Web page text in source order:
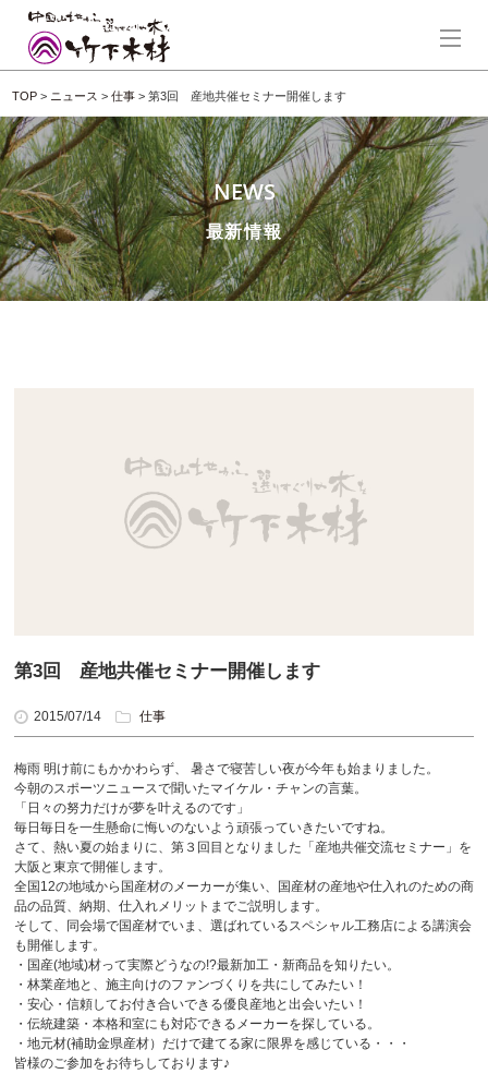
TOP > ニュース > 仕事 > 第3回 産地共催セミナー開催します
NEWS
最新情報
第3回 産地共催セミナー開催します
2015/07/14 仕事
梅雨 明け前にもかかわらず、 暑さで寝苦しい夜が今年も始まりました。
今朝のスポーツニュースで聞いたマイケル・チャンの言葉。
「日々の努力だけが夢を叶えるのです」
毎日毎日を一生懸命に悔いのないよう頑張っていきたいですね。
さて、熱い夏の始まりに、第３回目となりました「産地共催交流セミナー」を
大阪と東京で開催します。
全国12の地域から国産材のメーカーが集い、国産材の産地や仕入れのための商
品の品質、納期、仕入れメリットまでご説明します。
そして、同会場で国産材でいま、選ばれているスペシャル工務店による講演会
も開催します。
・国産(地域)材って実際どうなの!?最新加工・新商品を知りたい。
・林業産地と、施主向けのファンづくりを共にしてみたい！
・安心・信頼してお付き合いできる優良産地と出会いたい！
・伝統建築・本格和室にも対応できるメーカーを探している。
・地元材(補助金県産材）だけで建てる家に限界を感じている・・・
皆様のご参加をお待ちしております♪